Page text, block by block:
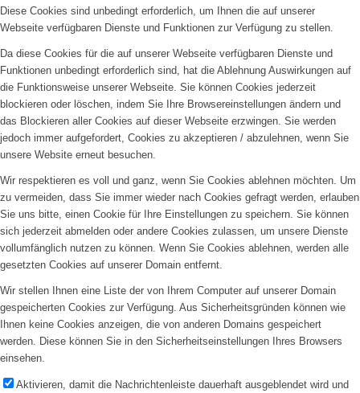
Diese Cookies sind unbedingt erforderlich, um Ihnen die auf unserer
Webseite verfügbaren Dienste und Funktionen zur Verfügung zu stellen.
Da diese Cookies für die auf unserer Webseite verfügbaren Dienste und
Funktionen unbedingt erforderlich sind, hat die Ablehnung Auswirkungen auf
die Funktionsweise unserer Webseite. Sie können Cookies jederzeit
blockieren oder löschen, indem Sie Ihre Browsereinstellungen ändern und
das Blockieren aller Cookies auf dieser Webseite erzwingen. Sie werden
jedoch immer aufgefordert, Cookies zu akzeptieren / abzulehnen, wenn Sie
unsere Website erneut besuchen.
Wir respektieren es voll und ganz, wenn Sie Cookies ablehnen möchten. Um
zu vermeiden, dass Sie immer wieder nach Cookies gefragt werden, erlauben
Sie uns bitte, einen Cookie für Ihre Einstellungen zu speichern. Sie können
sich jederzeit abmelden oder andere Cookies zulassen, um unsere Dienste
vollumfänglich nutzen zu können. Wenn Sie Cookies ablehnen, werden alle
gesetzten Cookies auf unserer Domain entfernt.
Wir stellen Ihnen eine Liste der von Ihrem Computer auf unserer Domain
gespeicherten Cookies zur Verfügung. Aus Sicherheitsgründen können wie
Ihnen keine Cookies anzeigen, die von anderen Domains gespeichert
werden. Diese können Sie in den Sicherheitseinstellungen Ihres Browsers
einsehen.
Aktivieren, damit die Nachrichtenleiste dauerhaft ausgeblendet wird und